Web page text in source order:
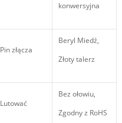
konwersyjna
Pin złącza
Beryl Miedź,
Złoty talerz
Lutować
Bez ołowiu,
Zgodny z RoHS